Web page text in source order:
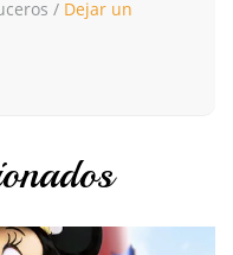
/ Dejar un